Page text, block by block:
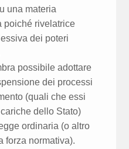
una materia
poiché rivelatrice
dei poteri
possibile adottare
dei processi
(quali che essi
dello Stato)
ordinaria (o altro
forza normativa).